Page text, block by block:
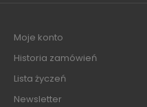
Moje konto
Historia zamówień
Lista życzeń
Newsletter